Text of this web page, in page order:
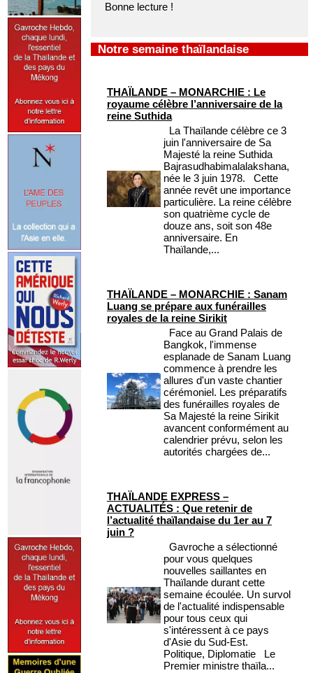
Bonne lecture !
Notre semaine thaïlandaise
THAÏLANDE – MONARCHIE : Le
royaume célèbre l’anniversaire de la
reine Suthida
La Thaïlande célèbre ce 3
juin l'anniversaire de Sa
Majesté la reine Suthida
Bajrasudhabimalalakshana,
née le 3 juin 1978. Cette
année revêt une importance
particulière. La reine célèbre
son quatrième cycle de
douze ans, soit son 48e
anniversaire. En
Thaïlande,...
THAÏLANDE – MONARCHIE : Sanam
Luang se prépare aux funérailles
royales de la reine Sirikit
Face au Grand Palais de
Bangkok, l'immense
esplanade de Sanam Luang
commence à prendre les
allures d'un vaste chantier
cérémoniel. Les préparatifs
des funérailles royales de
Sa Majesté la reine Sirikit
avancent conformément au
calendrier prévu, selon les
autorités chargées de...
THAÏLANDE EXPRESS –
ACTUALITÉS : Que retenir de
l’actualité thaïlandaise du 1er au 7
juin ?
Gavroche a sélectionné
pour vous quelques
nouvelles saillantes en
Thaïlande durant cette
semaine écoulée. Un survol
de l'actualité indispensable
pour tous ceux qui
s'intéressent à ce pays
d'Asie du Sud-Est.
Politique, Diplomatie Le
Premier ministre thaïla...